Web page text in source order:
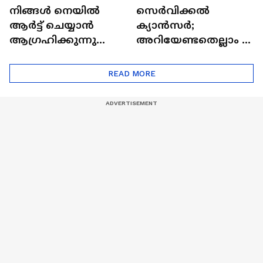
നിങ്ങൾ നെയിൽ
ആർട്ട് ചെയ്യാൻ
ആഗ്രഹിക്കുന്നുണ്ടോ
ട്രെൻഡിനെക്കുറിച്ച് |
Nail Art | Trends Cafe
സെർവിക്കൽ
ക്യാൻസർ;
അറിയേണ്ടതെല്ലാം |
Cancer
READ MORE